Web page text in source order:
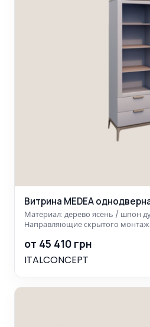
Витрина MEDEA
Материал: дерево ясень / шпон
Направляющие скрытого
от 45 410 грн
ITALCONCEPT